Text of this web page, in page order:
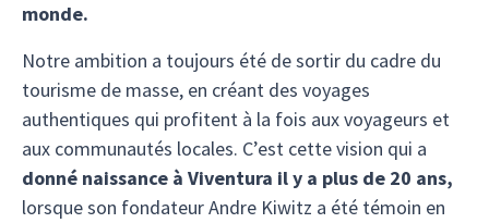
monde.
Notre ambition a toujours été de sortir du cadre du
tourisme de masse, en créant des voyages
authentiques qui profitent à la fois aux voyageurs et
aux communautés locales. C’est cette vision qui a
donné naissance à Viventura il y a plus de 20 ans,
lorsque son fondateur Andre Kiwitz a été témoin en